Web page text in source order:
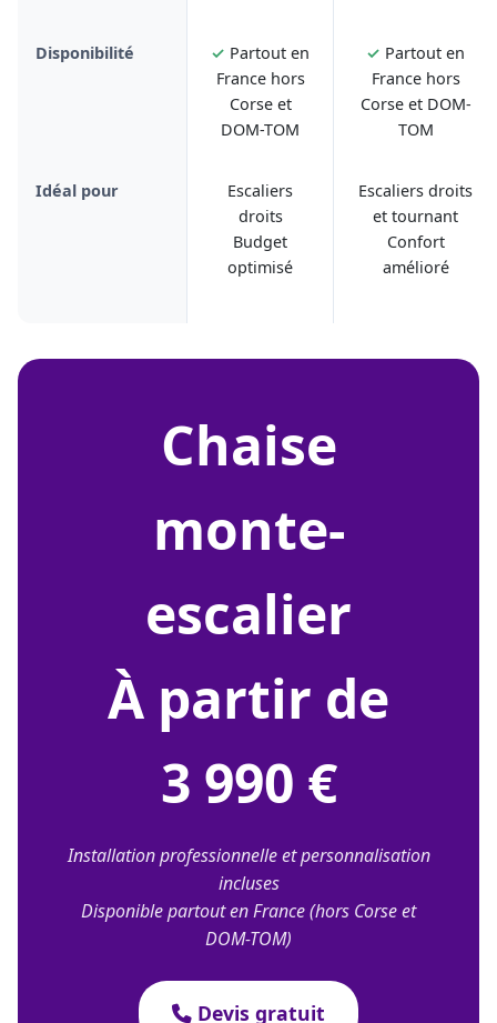
Disponibilité ✓ Partout en
France hors
Corse et
DOM-TOM
✓ Partout en
France hors
Corse et DOM-
TOM
Idéal pour
Escaliers
droits
Budget
optimisé
Escaliers droits
et tournant
Confort
amélioré
chaise
monte-
escalier
À partir de
3 990 €
Installation professionnelle et personnalisation
incluses
Disponible partout en France (hors Corse et
DOM-TOM)
Devis gratuit